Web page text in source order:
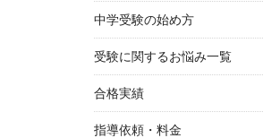
中学受験の始め方
受験に関するお悩み一覧
合格実績
指導依頼・料金